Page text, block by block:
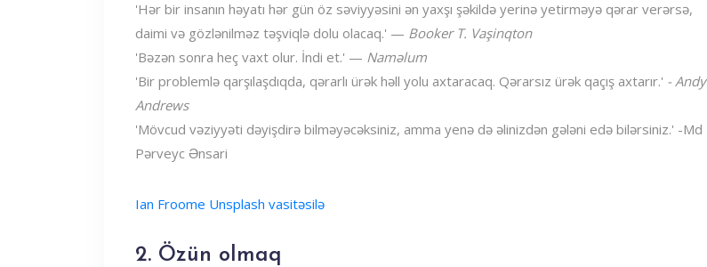
'Hər bir insanın həyatı hər gün öz səviyyəsini ən yaxşı şəkildə yerinə yetirməyə qərar verərsə,
daimi və gözlənilməz təşviqlə dolu olacaq.' — Booker T. Vaşinqton
'Bəzən sonra heç vaxt olur. İndi et.' — Naməlum
'Bir problemlə qarşılaşdıqda, qərarlı ürək həll yolu axtaracaq. Qərarsız ürək qaçış axtarır.' - Andy
Andrews
'Mövcud vəziyyəti dəyişdirə bilməyəcəksiniz, amma yenə də əlinizdən gələni edə bilərsiniz.' -Md
Pərveyc Ənsari
Ian Froome Unsplash vasitəsilə
2. Özün olmaq